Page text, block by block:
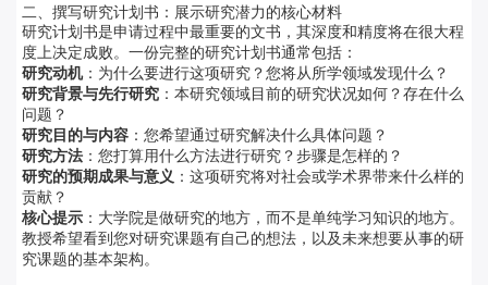
二、撰写研究计划书：展示研究潜力的核心材料
研究计划书是申请过程中最重要的文书，其深度和精度将在很大程
度上决定成败。一份完整的研究计划书通常包括：
研究动机：为什么要进行这项研究？您将从所学领域发现什么？
研究背景与先行研究 ：本研究领域目前的研究状况如何？存在什么
问题？
研究目的与内容 ：您希望通过研究解决什么具体问题？
研究方法 ：您打算用什么方法进行研究？步骤是怎样的？
研究的预期成果与意义 ：这项研究将对社会或学术界带来什么样的
贡献？
核心提示 ：大学院是做研究的地方，而不是单纯学习知识的地方。
教授希望看到您对研究课题有自己的想法，以及未来想要从事的研
究课题的基本架构。